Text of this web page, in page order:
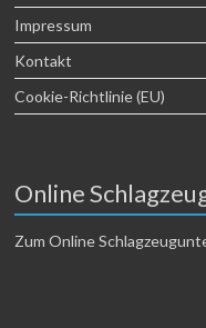
Impressum
Kontakt
Cookie-Richtlinie (EU)
Online
Zum Online